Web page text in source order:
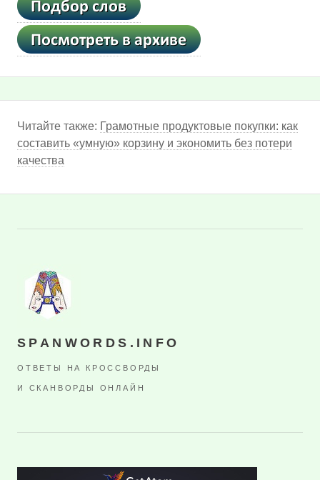
Читайте также: Грамотные продуктовые покупки: как
составить «умную» корзину и экономить без потери
качества
SPANWORDS.INFO
ОТВЕТЫ НА КРОССВОРДЫ
И СКАНВОРДЫ ОНЛАЙН